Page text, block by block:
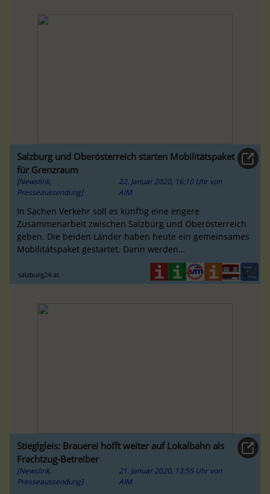
Salzburg und Oberösterreich starten Mobilitätspaket
für Grenzraum
[Newslink,
Presseaussendung]
22. Januar 2020, 16:10 Uhr von
AIM
In Sachen Verkehr soll es künftig eine engere
Zusammenarbeit zwischen Salzburg und Oberösterreich
geben. Die beiden Länder haben heute ein gemeinsames
Mobilitätspaket gestartet. Darin werden
Verkehrslösungen für den nördlichen
salzburg24.at
Stieglgleis: Brauerei hofft weiter auf Lokalbahn als
Frachtzug-Betreiber
[Newslink,
Presseaussendung]
21. Januar 2020, 13:55 Uhr von
AIM